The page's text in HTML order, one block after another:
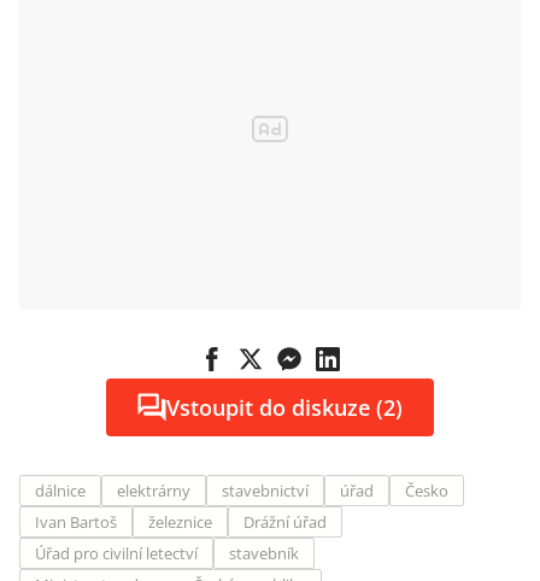
Vstoupit do diskuze (2)
dálnice elektrárny stavebnictví úřad
Česko
Ivan Bartoš
železnice
Drážní úřad
Úřad pro civilní letectví
stavebník